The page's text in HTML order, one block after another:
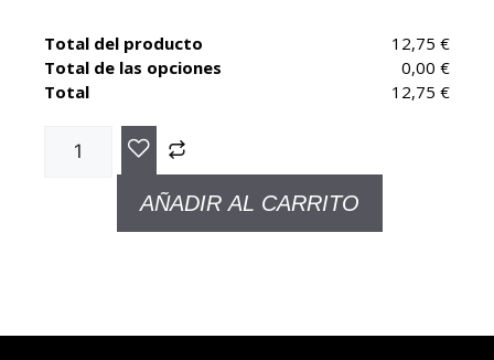
Total del producto
12,75 €
Total de las opciones
0,00 €
Total
12,75 €
AÑADIR AL CARRITO